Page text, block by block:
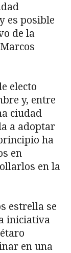
es posible
de la
electo
y, entre
ciudad
a adoptar
ha
en
en la
estrella se
iniciativa
en una